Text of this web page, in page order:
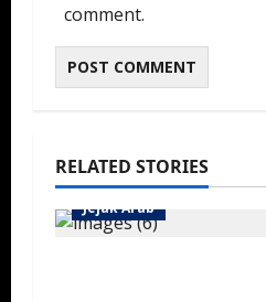
comment.
RELATED STORIES
Jejak Arab